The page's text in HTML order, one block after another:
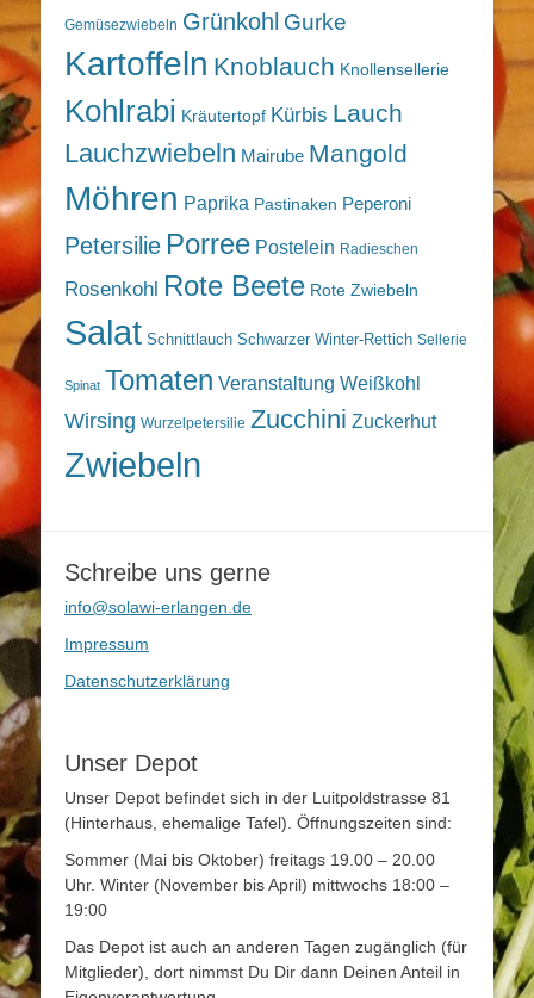
Gemüsezwiebeln Grünkohl Gurke
Kartoffeln Knoblauch Knollensellerie
Kohlrabi Kräutertopf Kürbis Lauch
Lauchzwiebeln Mairube Mangold
Möhren Paprika Pastinaken Peperoni
Petersilie Porree Postelein Radieschen
Rosenkohl Rote Beete Rote Zwiebeln
Salat Schnittlauch Schwarzer Winter-Rettich Sellerie
Spinat Tomaten Veranstaltung Weißkohl
Wirsing Wurzelpetersilie Zucchini Zuckerhut
Zwiebeln
Schreibe uns gerne
info@solawi-erlangen.de
Impressum
Datenschutzerklärung
Unser Depot
Unser Depot befindet sich in der Luitpoldstrasse 81
(Hinterhaus, ehemalige Tafel). Öffnungszeiten sind:
Sommer (Mai bis Oktober) freitags 19.00 – 20.00
Uhr. Winter (November bis April) mittwochs 18:00 –
19:00
Das Depot ist auch an anderen Tagen zugänglich (für
Mitglieder), dort nimmst Du Dir dann Deinen Anteil in